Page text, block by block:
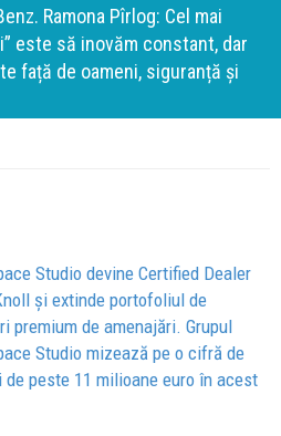
Ramona Pîrlog: Cel mai
este să inovăm constant, dar
față de oameni, siguranță și
Studio devine Certified Dealer
și extinde portofoliul de
premium de amenajări. Grupul
Studio mizează pe o cifră de
de peste 11 milioane euro în acest